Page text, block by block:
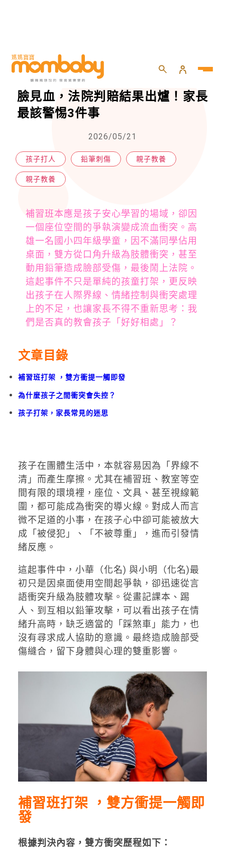
HOME 親子 親子教養
補習班搶位爆衝突！小四生鉛筆劃
臉見血，法院判賠結果出爐！家長
最該警惕3件事
2026/05/21
孩子打人 鉛筆刺傷 親子教養
親子教養
補習班本應是孩子安心學習的場域，卻因
一個座位空間的爭執演變成流血衝突。高
雄一名國小四年級學童，因不滿同學佔用
桌面，雙方從口角升級為肢體衝突，甚至
動用鉛筆造成臉部受傷，最後鬧上法院。
這起事件不只是單純的孩童打架，更反映
出孩子在人際界線、情緒控制與衝突處理
上的不足，也讓家長不得不重新思考：我
們是否真的教會孩子「好好相處」？
文章目錄
補習班打架 ，雙方衝提一觸即發
為什麼孩子之間衝突會失控？
孩子打架，家長常見的迷思
孩子在團體生活中，本就容易因為「界線不
清」而產生摩擦。尤其在補習班、教室等空
間有限的環境裡，座位、文具、甚至視線範
圍，都可能成為衝突的導火線。對成人而言
微不足道的小事，在孩子心中卻可能被放大
成「被侵犯」、「不被尊重」，進而引發情
緒反應。
這起事件中，小華（化名) 與小明（化名)最
初只是因桌面使用空間起爭執，卻迅速從言
語衝突升級為肢體攻擊。從畫記課本、踢
人、到互相以鉛筆攻擊，可以看出孩子在情
緒升高時，缺乏適當的「踩煞車」能力，也
沒有尋求成人協助的意識。最終造成臉部受
傷縫合，留下身體與心理的雙重影響。
補習班打架 ，雙方衝提一觸即
發
根據判決內容，雙方衝突歷程如下：